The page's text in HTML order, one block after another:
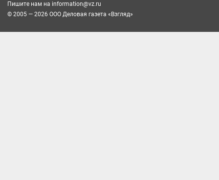
Пишите нам на information@vz.ru
© 2005 — 2026 ООО Деловая газета «Взгляд»